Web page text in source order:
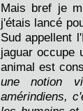
Mais bref je
j'étais lancé
Sud appellent
jaguar occupe
animal est
une notion
amérindiens,